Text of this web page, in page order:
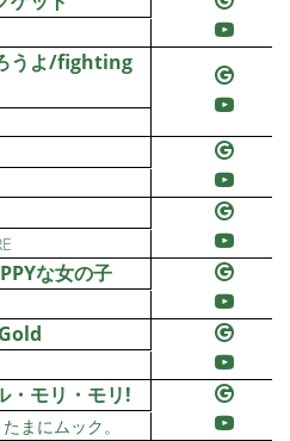
うよ/fighting
な女の子
・モリ・モリ!
まにムック。